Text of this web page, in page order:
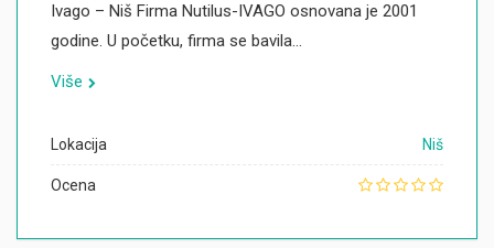
Ivago – Niš Firma Nutilus-IVAGO osnovana je 2001
godine. U početku, firma se bavila…
Više
Lokacija Niš
Ocena